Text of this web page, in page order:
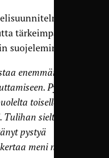
tärkeimpänä
suojeleminen.
enemmän
Pyrittiin
toiselle,
sieltä ne
pystyä
meni nyt